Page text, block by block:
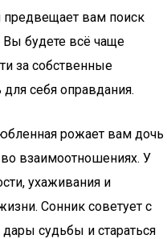
предвещает вам поиск
Вы будете всё чаще
за собственные
себя оправдания.
рожает вам дочь
взаимоотношениях. У
ухаживания и
Сонник советует с
судьбы и стараться